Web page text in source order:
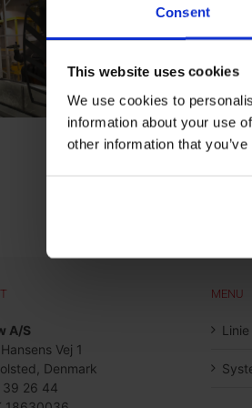
Consent
This website uses cookies
We use cookies to
information about your use
other information that
A/S
Vej 1
Denmark
39 26 44
MENU